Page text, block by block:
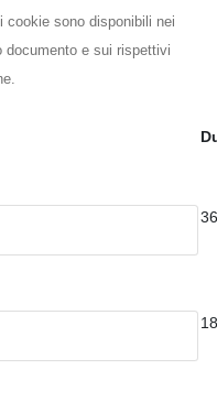
cookie sono disponibili nei
documento e sui rispettivi